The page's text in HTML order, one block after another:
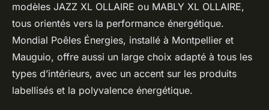
modèles JAZZ XL OLLAIRE ou MABLY XL OLLAIRE,
tous orientés vers la performance énergétique.
Mondial Poêles Énergies, installé à Montpellier et
Mauguio, offre aussi un large choix adapté à tous les
types d’intérieurs, avec un accent sur les produits
labellisés et la polyvalence énergétique.